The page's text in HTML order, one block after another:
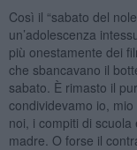
Così il “sabato del
un’adolescenza
più onestamente dei
che sbancavano il
sabato. È rimasto il
condividevamo io,
noi, i compiti di
madre. O forse il